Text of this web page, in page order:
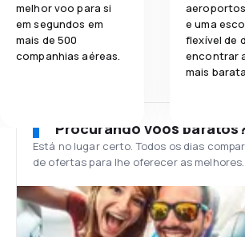
melhor voo para si
em segundos em
mais de 500
companhias aéreas.
e uma
flexível de
encontrar
mais
Procurando voos
Está no lugar certo. Todos os dias
de ofertas para lhe oferecer as